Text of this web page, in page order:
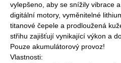
vylepšeno, aby se snížily vibrace
digitální motory, vyměnitelné
titanové čepele a prodloužená
střihu zajišťují vynikající výkon a
Pouze akumulátorový provoz!
Vlastnosti: